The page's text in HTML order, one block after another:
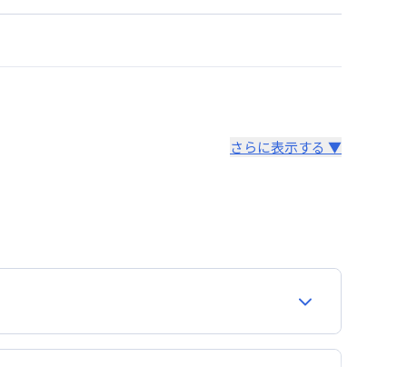
さらに表示する ▼
が含まれて表示されています。